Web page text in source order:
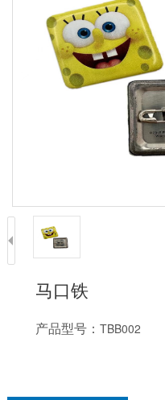
马口铁
产品型号：TBB002